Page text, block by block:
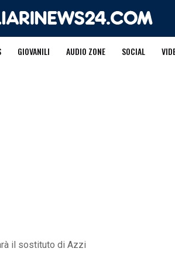
GIOVANILI AUDIO ZONE SOCIAL
il sostituto di Azzi